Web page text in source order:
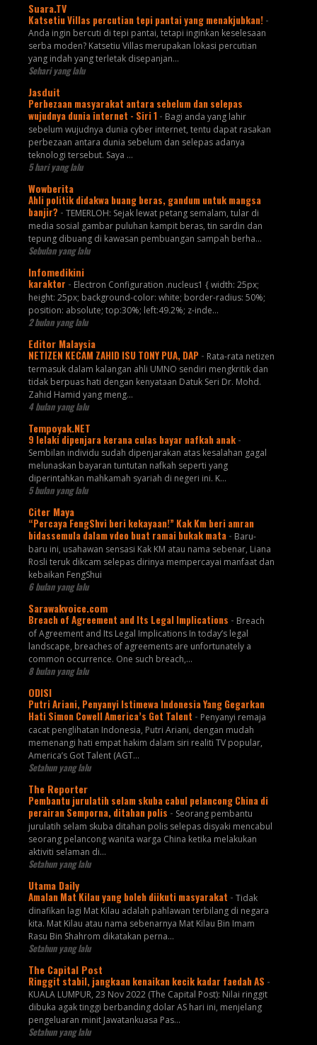
Suara.TV
Katsetiu Villas percutian tepi pantai yang menakjubkan! -
Anda ingin bercuti di tepi pantai, tetapi inginkan keselesaan
serba moden? Katsetiu Villas merupakan lokasi percutian
yang indah yang terletak disepanjan...
Sehari yang lalu
Jasduit
Perbezaan masyarakat antara sebelum dan selepas
wujudnya dunia internet - Siri 1 - Bagi anda yang lahir
sebelum wujudnya dunia cyber internet, tentu dapat rasakan
perbezaan antara dunia sebelum dan selepas adanya
teknologi tersebut. Saya ...
5 hari yang lalu
Wowberita
Ahli politik didakwa buang beras, gandum untuk mangsa
banjir? - TEMERLOH: Sejak lewat petang semalam, tular di
media sosial gambar puluhan kampit beras, tin sardin dan
tepung dibuang di kawasan pembuangan sampah berha...
Sebulan yang lalu
Infomedikini
karaktor - Electron Configuration .nucleus1 { width: 25px;
height: 25px; background-color: white; border-radius: 50%;
position: absolute; top:30%; left:49.2%; z-inde...
2 bulan yang lalu
Editor Malaysia
NETIZEN KECAM ZAHID ISU TONY PUA, DAP - Rata-rata netizen
termasuk dalam kalangan ahli UMNO sendiri mengkritik dan
tidak berpuas hati dengan kenyataan Datuk Seri Dr. Mohd.
Zahid Hamid yang meng...
4 bulan yang lalu
Tempoyak.NET
9 lelaki dipenjara kerana culas bayar nafkah anak -
Sembilan individu sudah dipenjarakan atas kesalahan gagal
melunaskan bayaran tuntutan nafkah seperti yang
diperintahkan mahkamah syariah di negeri ini. K...
5 bulan yang lalu
Citer Maya
“Percaya FengShvi beri kekayaan!” Kak Km beri amran
bidassemula dalam vdeo buat ramai bukak mata - Baru-
baru ini, usahawan sensasi Kak KM atau nama sebenar, Liana
Rosli teruk dikcam selepas dirinya mempercayai manfaat dan
kebaikan FengShui
6 bulan yang lalu
Sarawakvoice.com
Breach of Agreement and Its Legal Implications - Breach
of Agreement and Its Legal Implications In today’s legal
landscape, breaches of agreements are unfortunately a
common occurrence. One such breach,...
8 bulan yang lalu
ODISI
Putri Ariani, Penyanyi Istimewa Indonesia Yang Gegarkan
Hati Simon Cowell America’s Got Talent - Penyanyi remaja
cacat penglihatan Indonesia, Putri Ariani, dengan mudah
memenangi hati empat hakim dalam siri realiti TV popular,
America’s Got Talent (AGT...
Setahun yang lalu
The Reporter
Pembantu jurulatih selam skuba cabul pelancong China di
perairan Semporna, ditahan polis - Seorang pembantu
jurulatih selam skuba ditahan polis selepas disyaki mencabul
seorang pelancong wanita warga China ketika melakukan
aktiviti selaman di...
Setahun yang lalu
Utama Daily
Amalan Mat Kilau yang boleh diikuti masyarakat - Tidak
dinafikan lagi Mat Kilau adalah pahlawan terbilang di negara
kita. Mat Kilau atau nama sebenarnya Mat Kilau Bin Imam
Rasu Bin Shahrom dikatakan perna...
Setahun yang lalu
The Capital Post
Ringgit stabil, jangkaan kenaikan kecik kadar faedah AS -
KUALA LUMPUR, 23 Nov 2022 (The Capital Post): Nilai ringgit
dibuka agak tinggi berbanding dolar AS hari ini, menjelang
pengeluaran minit Jawatankuasa Pas...
Setahun yang lalu